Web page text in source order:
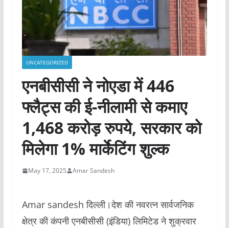
UNCATEGORIZED
एनबीसीसी ने नोएडा में 446
फ्लैट्स की ई-नीलामी से कमाए
1,468 करोड़ रुपये, सरकार को
मिलेगा 1% मार्केटिंग शुल्क
May 17, 2025 Amar Sandesh
Amar sandesh दिल्ली।देश की नवरत्न सार्वजनिक
क्षेत्र की कंपनी एनबीसीसी (इंडिया) लिमिटेड ने शुक्रवार